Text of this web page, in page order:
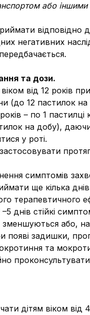
або іншими
відповідно
негативних
та дози.
від 12 років
(до 12 пастилок на
– по 1 пастилці
на добу),
у роті.
симптомів
ще кілька
терапевтичного
днів стійкі
або,
появі задишки,
та
дітям віком від